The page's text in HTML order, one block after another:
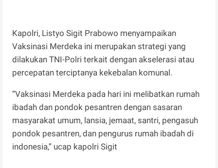
Kapolri, Listyo Sigit Prabowo menyampaikan
Vaksinasi Merdeka ini merupakan strategi yang
dilakukan TNI-Polri terkait dengan akselerasi atau
percepatan terciptanya kekebalan komunal.
“Vaksinasi Merdeka pada hari ini melibatkan rumah
ibadah dan pondok pesantren dengan sasaran
masyarakat umum, lansia, jemaat, santri, pengasuh
pondok pesantren, dan pengurus rumah ibadah di
indonesia,” ucap kapolri Sigit